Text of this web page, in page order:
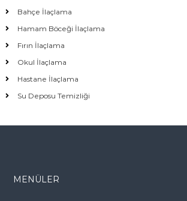
Bahçe İlaçlama
Hamam Böceği İlaçlama
Fırın İlaçlama
Okul İlaçlama
Hastane İlaçlama
Su Deposu Temizliği
MENÜLER